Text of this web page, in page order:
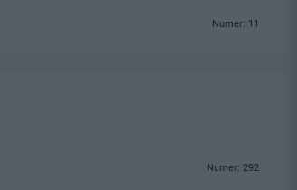
Numer: 11
Numer: 292